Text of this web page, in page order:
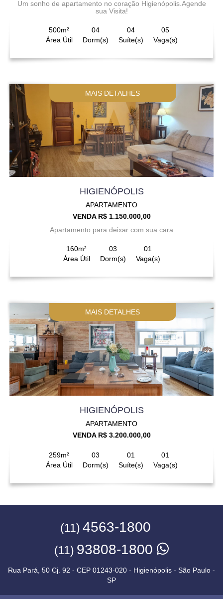
Um sonho de apartamento no coração Higienópolis.Agende
sua Visita!
500m²
Área Útil
04
Dorm(s)
04
Suíte(s)
05
Vaga(s)
MAIS DETALHES
HIGIENÓPOLIS
APARTAMENTO
VENDA R$ 1.150.000,00
Apartamento para deixar com sua cara
160m²
Área Útil
03
Dorm(s)
01
Vaga(s)
MAIS DETALHES
HIGIENÓPOLIS
APARTAMENTO
VENDA R$ 3.200.000,00
259m²
Área Útil
03
Dorm(s)
01
Suíte(s)
01
Vaga(s)
(11) 4563-1800
(11) 93808-1800
Rua Pará, 50 Cj. 92 - CEP 01243-020 - Higienópolis - São Paulo -
SP